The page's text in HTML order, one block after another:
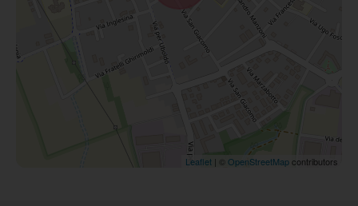
Leaflet | © OpenStreetMap contributors